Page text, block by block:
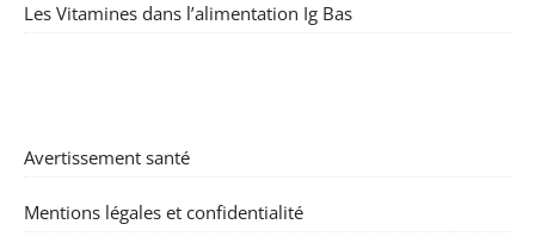
Les Vitamines dans l’alimentation Ig Bas
Avertissement santé
Mentions légales et confidentialité